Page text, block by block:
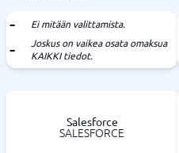
Ei mitään valittamista.
Joskus on vaikea osata omaksua
KAIKKI tiedot.
Salesforce
SALESFORCE